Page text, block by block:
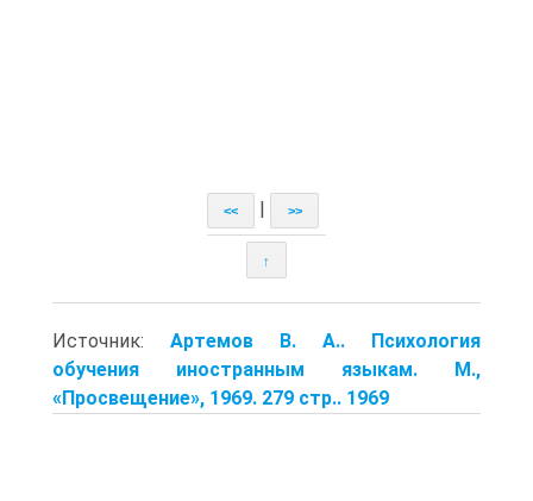
<< >>
↑
Источник: Артемов В. А.. Психология
обучения иностранным языкам. М.,
«Просвещение», 1969. 279 стр.. 1969